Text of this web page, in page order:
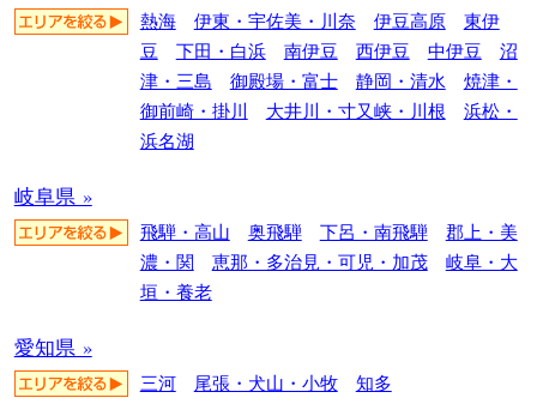
熱海 伊東・宇佐美・川奈 伊豆高原
東伊
豆
下田・白浜 南伊豆 西伊豆 中伊豆
沼
津・三島
御殿場・富士 静岡・清水
焼津・
御前崎・掛川
大井川・寸又峡・川根
浜松・
浜名湖
岐阜県 »
飛騨・高山 奥飛騨 下呂・南飛騨
郡上・美
濃・関
恵那・多治見・可児・加茂
岐阜・大
垣・養老
愛知県 »
三河 尾張・犬山・小牧 知多